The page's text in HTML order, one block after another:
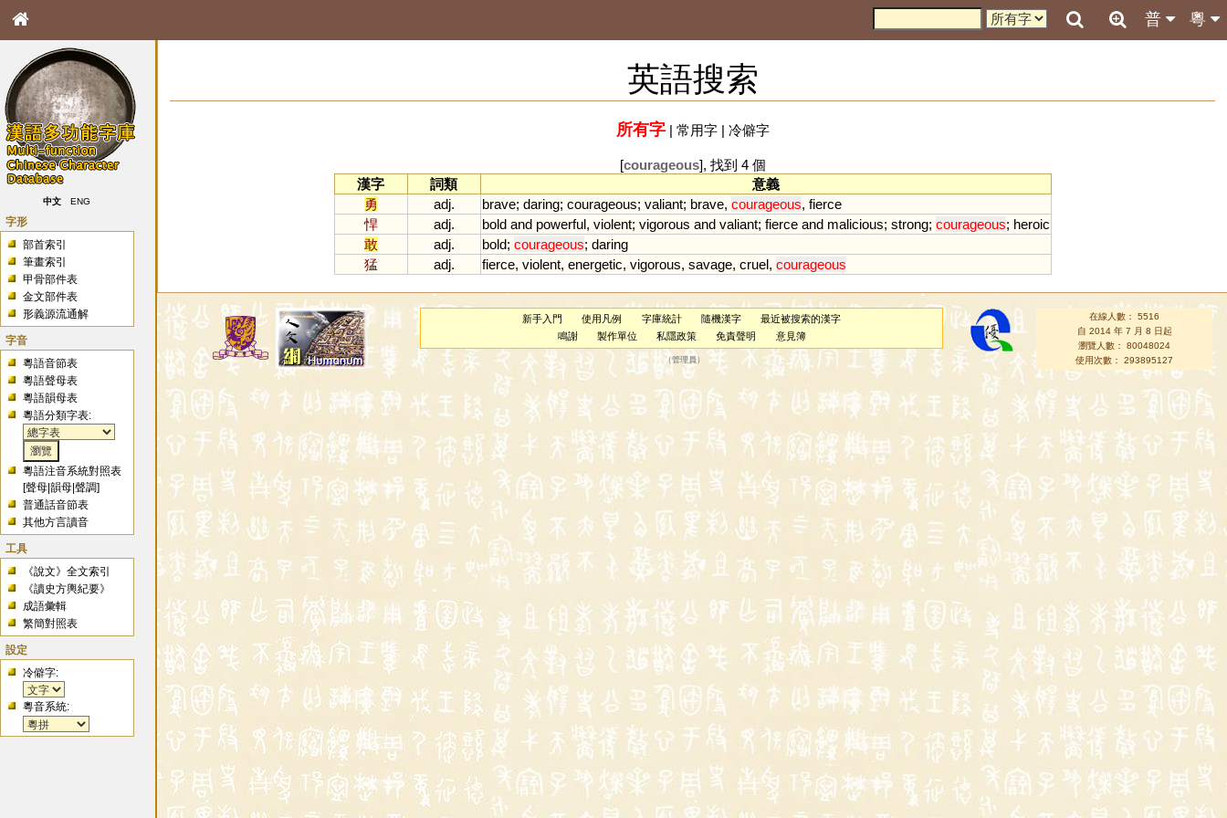
粵
普
中文 ENG
字形
部首索引
筆畫索引
甲骨部件表
金文部件表
形義源流通解
字音
粵語音節表
粵語聲母表
粵語韻母表
粵語分類字表:
粵語注音系統對照表
[聲母 |韻母 |聲調]
普通話音節表
其他方言讀音
工具
《說文》全文索引
《讀史方輿紀要》
成語彙輯
繁簡對照表
設定
冷僻字:
粵音系統:
英語搜索
所有字| 常用字| 冷僻字
[courageous], 找到 4 個
漢字
詞類
意義
勇
adj. brave; daring; courageous; valiant; brave, courageous, fierce
悍
adj. bold and powerful, violent; vigorous and valiant; fierce and malicious; strong; courageous; heroic
敢
adj. bold; courageous; daring
猛
adj. fierce, violent, energetic, vigorous, savage, cruel, courageous
新手入門 使用凡例 字庫統計 隨機漢字
最近被搜索的漢字
鳴謝
製作單位 私隱政策 免責聲明 意見簿
（管理員 ）
在線人數： 5516
自 2014 年 7 月 8 日起
瀏覽人數： 80048024
使用次數： 293895127